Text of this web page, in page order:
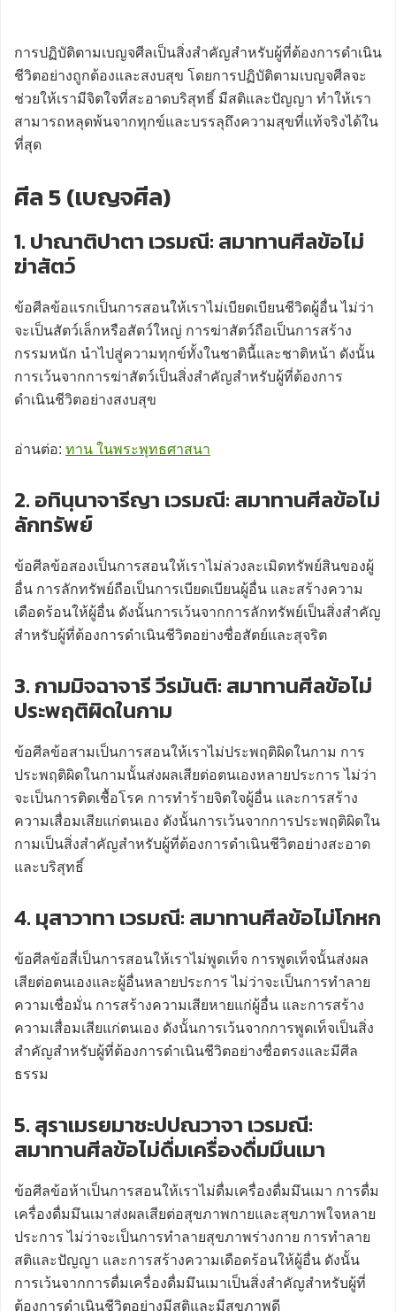
การปฏิบัติตามเบญจศีลเป็นสิ่งสำคัญสำหรับผู้ที่ต้องการดำเนิน
ชีวิตอย่างถูกต้องและสงบสุข โดยการปฏิบัติตามเบญจศีลจะ
ช่วยให้เรามีจิตใจที่สะอาดบริสุทธิ์ มีสติและปัญญา ทำให้เรา
สามารถหลุดพ้นจากทุกข์และบรรลุถึงความสุขที่แท้จริงได้ใน
ที่สุด
ศีล 5 (เบญจศีล)
1. ปาณาติปาตา เวรมณี: สมาทานศีลข้อไม่
ฆ่าสัตว์
ข้อศีลข้อแรกเป็นการสอนให้เราไม่เบียดเบียนชีวิตผู้อื่น ไม่ว่า
จะเป็นสัตว์เล็กหรือสัตว์ใหญ่ การฆ่าสัตว์ถือเป็นการสร้าง
กรรมหนัก นำไปสู่ความทุกข์ทั้งในชาตินี้และชาติหน้า ดังนั้น
การเว้นจากการฆ่าสัตว์เป็นสิ่งสำคัญสำหรับผู้ที่ต้องการ
ดำเนินชีวิตอย่างสงบสุข
อ่านต่อ: ทาน ในพระพุทธศาสนา
2. อทินฺนาจารีญา เวรมณี: สมาทานศีลข้อไม่
ลักทรัพย์
ข้อศีลข้อสองเป็นการสอนให้เราไม่ล่วงละเมิดทรัพย์สินของผู้
อื่น การลักทรัพย์ถือเป็นการเบียดเบียนผู้อื่น และสร้างความ
เดือดร้อนให้ผู้อื่น ดังนั้นการเว้นจากการลักทรัพย์เป็นสิ่งสำคัญ
สำหรับผู้ที่ต้องการดำเนินชีวิตอย่างซื่อสัตย์และสุจริต
3. กามมิจฉาจารี วีรมันติ: สมาทานศีลข้อไม่
ประพฤติผิดในกาม
ข้อศีลข้อสามเป็นการสอนให้เราไม่ประพฤติผิดในกาม การ
ประพฤติผิดในกามนั้นส่งผลเสียต่อตนเองหลายประการ ไม่ว่า
จะเป็นการติดเชื้อโรค การทำร้ายจิตใจผู้อื่น และการสร้าง
ความเสื่อมเสียแก่ตนเอง ดังนั้นการเว้นจากการประพฤติผิดใน
กามเป็นสิ่งสำคัญสำหรับผู้ที่ต้องการดำเนินชีวิตอย่างสะอาด
และบริสุทธิ์
4. มุสาวาทา เวรมณี: สมาทานศีลข้อไม่โกหก
ข้อศีลข้อสี่เป็นการสอนให้เราไม่พูดเท็จ การพูดเท็จนั้นส่งผล
เสียต่อตนเองและผู้อื่นหลายประการ ไม่ว่าจะเป็นการทำลาย
ความเชื่อมั่น การสร้างความเสียหายแก่ผู้อื่น และการสร้าง
ความเสื่อมเสียแก่ตนเอง ดังนั้นการเว้นจากการพูดเท็จเป็นสิ่ง
สำคัญสำหรับผู้ที่ต้องการดำเนินชีวิตอย่างซื่อตรงและมีศีล
ธรรม
5. สุราเมรยมาชะปปณวาจา เวรมณี:
สมาทานศีลข้อไม่ดื่มเครื่องดื่มมึนเมา
ข้อศีลข้อห้าเป็นการสอนให้เราไม่ดื่มเครื่องดื่มมึนเมา การดื่ม
เครื่องดื่มมึนเมาส่งผลเสียต่อสุขภาพกายและสุขภาพใจหลาย
ประการ ไม่ว่าจะเป็นการทำลายสุขภาพร่างกาย การทำลาย
สติและปัญญา และการสร้างความเดือดร้อนให้ผู้อื่น ดังนั้น
การเว้นจากการดื่มเครื่องดื่มมึนเมาเป็นสิ่งสำคัญสำหรับผู้ที่
ต้องการดำเนินชีวิตอย่างมีสติและมีสุขภาพดี